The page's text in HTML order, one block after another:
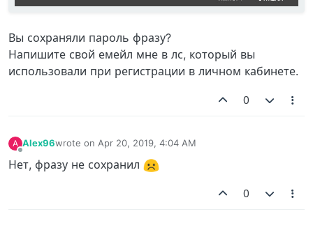
Вы сохраняли пароль фразу?
Напишите свой емейл мне в лс, который вы
использовали при регистрации в личном кабинете.
0
A Alex96wrote on Apr 20, 2019, 4:04 AM
last edited by
Нет, фразу не сохранил
0